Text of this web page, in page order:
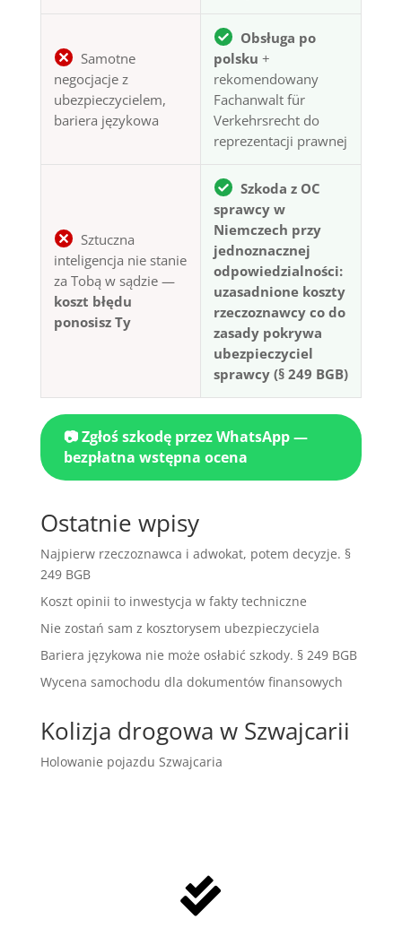
Samotne
negocjacje z
ubezpieczycielem,
bariera językowa
Obsługa po
polsku +
rekomendowany
Fachanwalt für
Verkehrsrecht do
reprezentacji prawnej
Sztuczna
inteligencja nie stanie
za Tobą w sądzie —
koszt błędu
ponosisz Ty
Szkoda z OC
sprawcy w
Niemczech przy
jednoznacznej
odpowiedzialności:
uzasadnione koszty
rzeczoznawcy co do
zasady pokrywa
ubezpieczyciel
sprawcy (§ 249 BGB)
📷 Zgłoś szkodę przez WhatsApp —
bezpłatna wstępna ocena
Ostatnie wpisy
Najpierw rzeczoznawca i adwokat, potem decyzje. §
249 BGB
Koszt opinii to inwestycja w fakty techniczne
Nie zostań sam z kosztorysem ubezpieczyciela
Bariera językowa nie może osłabić szkody. § 249 BGB
Wycena samochodu dla dokumentów finansowych
Kolizja drogowa w Szwajcarii
Holowanie pojazdu Szwajcaria
